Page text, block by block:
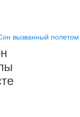
вызванный